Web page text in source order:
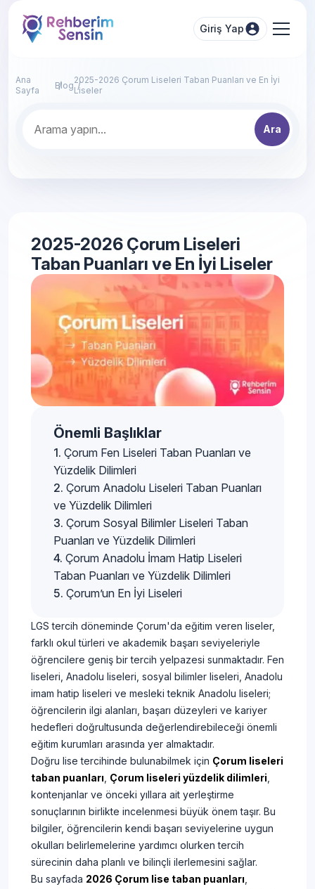
Giriş Yap
Ana
Sayfa
Blog2025-2026 Çorum Liseleri Taban Puanları ve En İyi
Liseler
Ara
2025-2026 Çorum Liseleri
Taban Puanları ve En İyi Liseler
Önemli Başlıklar
Çorum Fen Liseleri Taban Puanları ve
Yüzdelik Dilimleri
Çorum Anadolu Liseleri Taban Puanları
ve Yüzdelik Dilimleri
Çorum Sosyal Bilimler Liseleri Taban
Puanları ve Yüzdelik Dilimleri
Çorum Anadolu İmam Hatip Liseleri
Taban Puanları ve Yüzdelik Dilimleri
Çorum’un En İyi Liseleri
LGS tercih döneminde Çorum'da eğitim veren liseler,
farklı okul türleri ve akademik başarı seviyeleriyle
öğrencilere geniş bir tercih yelpazesi sunmaktadır. Fen
liseleri, Anadolu liseleri, sosyal bilimler liseleri, Anadolu
imam hatip liseleri ve mesleki teknik Anadolu liseleri;
öğrencilerin ilgi alanları, başarı düzeyleri ve kariyer
hedefleri doğrultusunda değerlendirebileceği önemli
eğitim kurumları arasında yer almaktadır.
Doğru lise tercihinde bulunabilmek için Çorum liseleri
taban puanları Çorum liseleri yüzdelik dilimleri
kontenjanlar ve önceki yıllara ait yerleştirme
sonuçlarının birlikte incelenmesi büyük önem taşır. Bu
bilgiler, öğrencilerin kendi başarı seviyelerine uygun
okulları belirlemelerine yardımcı olurken tercih
sürecinin daha planlı ve bilinçli ilerlemesini sağlar.
Bu sayfada 2026 Çorum lise taban puanları